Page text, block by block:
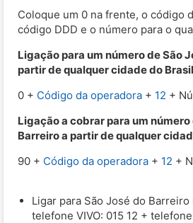
Coloque um 0 na frente, o código
código DDD e o número para o
Ligação para um número de São
partir de qualquer cidade do
0 + Código da operadora + 12 +
Ligação a cobrar para um número
Barreiro a partir de qualquer
90 + Código da operadora + 12 +
Ligar para São José do
telefone VIVO: 015 12 + telefone